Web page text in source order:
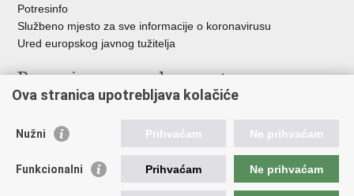
Potresinfo
Službeno mjesto za sve informacije o koronavirusu
Ured europskog javnog tužitelja
Poveznice pravosudnog sustava
Državno odvjetništvo
Ured za suzbijanje korupcije i organiziranog kriminaliteta
Državnoodvjetničko vijeće
Ova stranica upotrebljava kolačiće
Nužni Prihvaćam Ne prihvaćam
Funkcionalni Prihvaćam Ne prihvaćam